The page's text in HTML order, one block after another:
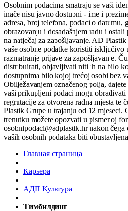
Osobnim podacima smatraju se vaši
inače nisu javno dostupni - ime i
adresa, broj telefona, podaci o datumu,
obrazovanju i dosadašnjem radu i
na natječaj za zapošljavanje. AD
vaše osobne podatke koristiti isključivo
razmatranje prijave za zapošljavanje.
distribuirati, objavljivati niti ih na bilo
dostupnima bilo kojoj trećoj osobi bez
Obilježavanjem označenog polja,
vaši prikupljeni podaci mogu obrađivati
regrutacije za otvorena radna mjesta te
Plastik Grupe u trajanju od 12 mjeseci.
trenutku možete opozvati u pismenoj
osobnipodaci@adplastik.hr nakon čega
vaših osobnih podataka biti
Главная страница
Карьера
AДП Культура
Тимбилдинг